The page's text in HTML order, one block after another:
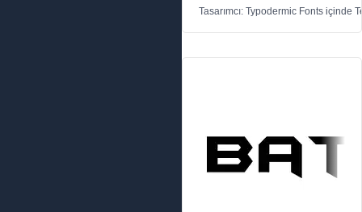
Tasarımcı: Typodermic Fonts içinde